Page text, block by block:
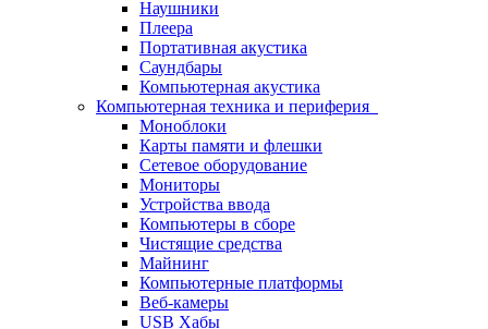
Наушники
Плеера
Портативная акустика
Саундбары
Компьютерная акустика
Компьютерная техника и периферия
Моноблоки
Карты памяти и флешки
Сетевое оборудование
Мониторы
Устройства ввода
Компьютеры в сборе
Чистящие средства
Майнинг
Компьютерные платформы
Веб-камеры
USB Хабы